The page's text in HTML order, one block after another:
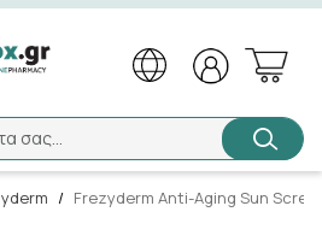
σας...
/ Frezyderm Anti-Aging Sun